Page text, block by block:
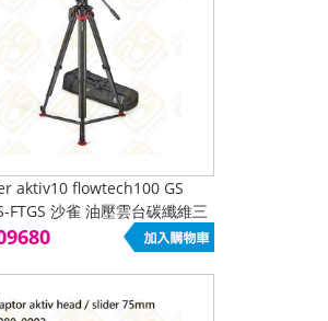
aktiv10 flowtech100 GS
FTGS 沙雀 油壓雲台碳纖維三
100mm 液壓 地面延伸器